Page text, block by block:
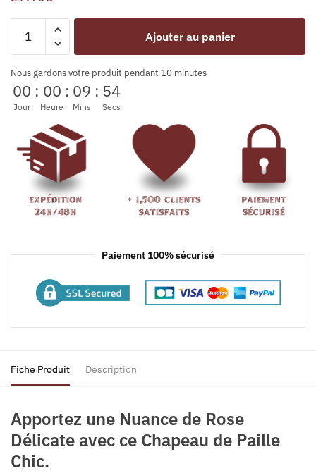
Ajouter au panier
Nous gardons votre produit pendant 10 minutes
00
Jour
: 00
Heure
: 09
Mins
: 54
Secs
Paiement 100% sécurisé
Fiche Produit Description
Apportez une Nuance de Rose
Délicate avec ce Chapeau de Paille
Chic.